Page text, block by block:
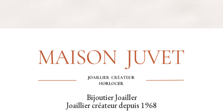
Bijoutier Joailler
Joaillier créateur depuis 1968